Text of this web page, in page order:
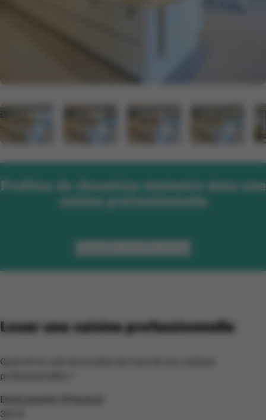
Profitez de chouettes moments dans une
cuisine professionnelle
Louer une cuisine professionnelle
Quel est le coût de location de l’une de nos cuisines
professionnelles ?
Demi-journée (4 heures)
325 €